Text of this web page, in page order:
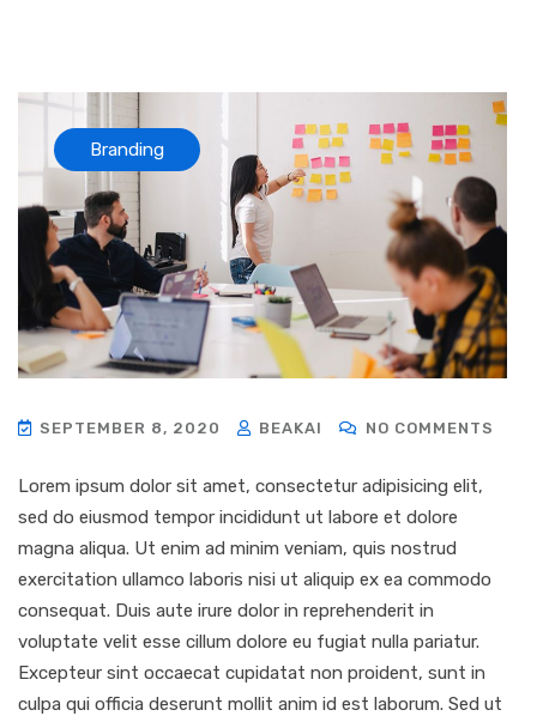
Branding
SEPTEMBER 8, 2020 BEAKAI NO COMMENTS
Lorem ipsum dolor sit amet, consectetur adipisicing elit,
sed do eiusmod tempor incididunt ut labore et dolore
magna aliqua. Ut enim ad minim veniam, quis nostrud
exercitation ullamco laboris nisi ut aliquip ex ea commodo
consequat. Duis aute irure dolor in reprehenderit in
voluptate velit esse cillum dolore eu fugiat nulla pariatur.
Excepteur sint occaecat cupidatat non proident, sunt in
culpa qui officia deserunt mollit anim id est laborum. Sed ut